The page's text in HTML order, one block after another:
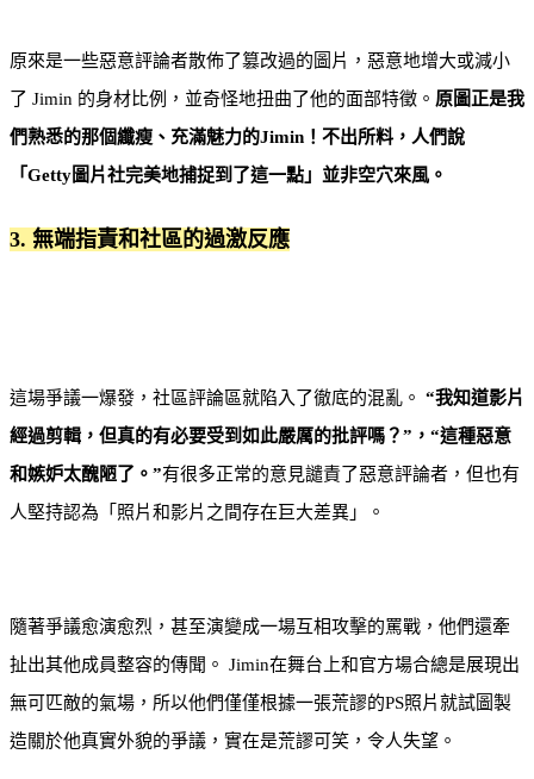
原來是一些惡意評論者散佈了篡改過的圖片，惡意地增大或減小
了 Jimin 的身材比例，並奇怪地扭曲了他的面部特徵。 原圖正是我
們熟悉的那個纖瘦、充滿魅力的Jimin！不出所料，人們說
「Getty圖片社完美地捕捉到了這一點」並非空穴來風。
3. 無端指責和社區的過激反應
這場爭議一爆發，社區評論區就陷入了徹底的混亂。 “我知道影片
經過剪輯，但真的有必要受到如此嚴厲的批評嗎？”，“這種惡意
和嫉妒太醜陋了。”有很多正常的意見譴責了惡意評論者，但也有
人堅持認為「照片和影片之間存在巨大差異」。
隨著爭議愈演愈烈，甚至演變成一場互相攻擊的罵戰，他們還牽
扯出其他成員整容的傳聞。 Jimin在舞台上和官方場合總是展現出
無可匹敵的氣場，所以他們僅僅根據一張荒謬的PS照片就試圖製
造關於他真實外貌的爭議，實在是荒謬可笑，令人失望。